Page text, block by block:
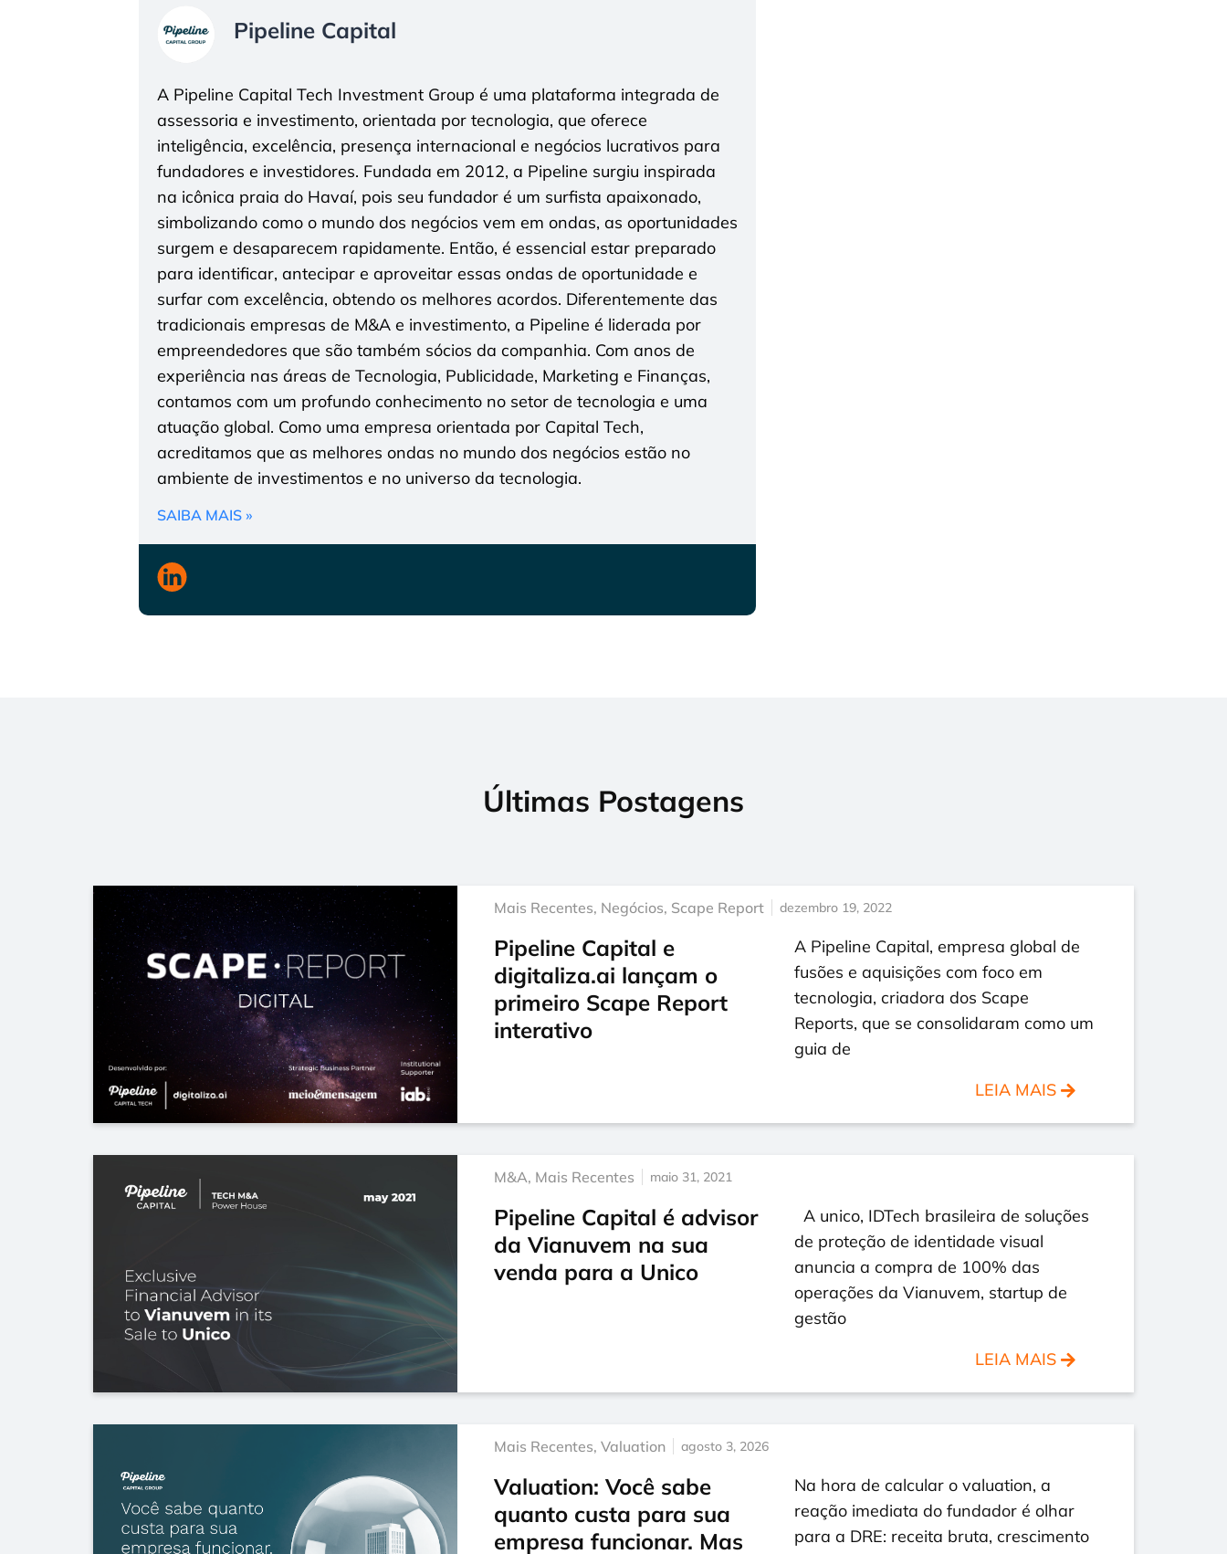
Pipeline Capital
A Pipeline Capital Tech Investment Group é uma plataforma integrada de
assessoria e investimento, orientada por tecnologia, que oferece
inteligência, excelência, presença internacional e negócios lucrativos para
fundadores e investidores. Fundada em 2012, a Pipeline surgiu inspirada
na icônica praia do Havaí, pois seu fundador é um surfista apaixonado,
simbolizando como o mundo dos negócios vem em ondas, as oportunidades
surgem e desaparecem rapidamente. Então, é essencial estar preparado
para identificar, antecipar e aproveitar essas ondas de oportunidade e
surfar com excelência, obtendo os melhores acordos. Diferentemente das
tradicionais empresas de M&A e investimento, a Pipeline é liderada por
empreendedores que são também sócios da companhia. Com anos de
experiência nas áreas de Tecnologia, Publicidade, Marketing e Finanças,
contamos com um profundo conhecimento no setor de tecnologia e uma
atuação global. Como uma empresa orientada por Capital Tech,
acreditamos que as melhores ondas no mundo dos negócios estão no
ambiente de investimentos e no universo da tecnologia.
SAIBA MAIS »
Últimas Postagens
Mais Recentes, Negócios, Scape Report dezembro 19, 2022
Pipeline Capital e
digitaliza.ai lançam o
primeiro Scape Report
interativo
A Pipeline Capital, empresa global de
fusões e aquisições com foco em
tecnologia, criadora dos Scape
Reports, que se consolidaram como um
guia de
LEIA MAIS
M&A, Mais Recentes maio 31, 2021
Pipeline Capital é advisor
da Vianuvem na sua
venda para a Unico
A unico, IDTech brasileira de soluções
de proteção de identidade visual
anuncia a compra de 100% das
operações da Vianuvem, startup de
gestão
LEIA MAIS
Mais Recentes, Valuation agosto 3, 2026
Valuation: Você sabe
quanto custa para sua
empresa funcionar. Mas
Na hora de calcular o valuation, a
reação imediata do fundador é olhar
para a DRE: receita bruta, crescimento